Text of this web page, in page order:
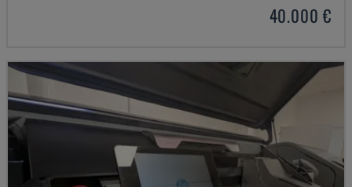
40.000 €